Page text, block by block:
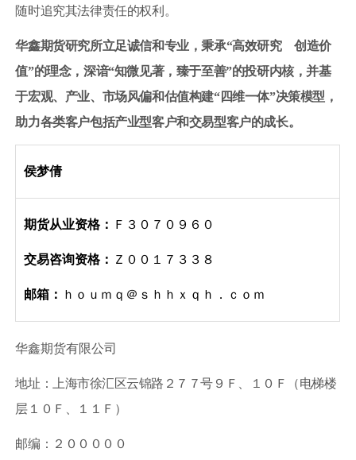
随时追究其法律责任的权利。
华鑫期货研究所立足诚信和专业，秉承“高效研究 创造价
值”的理念，深谙“知微见著， 臻于至善”的投研内核，并基
于宏观、产业、市场风偏和估值构建“四维一体”决策模型，
助力各类客户包括产业型客户和交易型客户的成长。
侯梦倩
期货从业资格： Ｆ３０７０９６０
交易咨询资格： Ｚ００１７３３８
邮箱： ｈｏｕｍｑ ＠ｓｈｈｘｑｈ．ｃｏｍ
华鑫期货有限公司
地址：上海市徐汇区云锦路 ２７７号 ９Ｆ １０Ｆ
（电梯楼
层 １０Ｆ １１Ｆ ）
邮编： ２０００００